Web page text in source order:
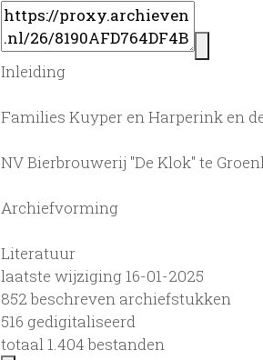
Inleiding
Families Kuyper en Harperink en
NV Bierbrouwerij "De Klok" te
Archiefvorming
Literatuur
laatste wijziging 16-01-2025
852 beschreven archiefstukken
516 gedigitaliseerd
totaal 1.404 bestanden